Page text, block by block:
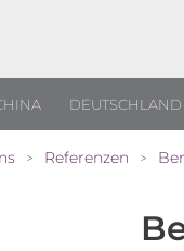
DEUTSCHLAND
> Referenzen >